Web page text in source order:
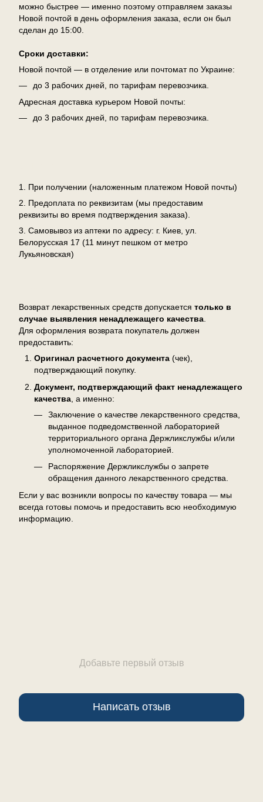
можно быстрее — именно поэтому отправляем заказы
Новой почтой в день оформления заказа, если он был
сделан до 15:00.
Сроки доставки:
Новой почтой — в отделение или почтомат по Украине:
до 3 рабочих дней, по тарифам перевозчика.
Адресная доставка курьером Новой почты:
до 3 рабочих дней, по тарифам перевозчика.
1. При получении (наложенным платежом Новой почты)
2. Предоплата по реквизитам (мы предоставим
реквизиты во время подтверждения заказа).
3. Самовывоз из аптеки по адресу: г. Киев, ул.
Белорусская 17 (11 минут пешком от метро
Лукьяновская)
Возврат лекарственных средств допускается только в
случае выявления ненадлежащего качества.
Для оформления возврата покупатель должен
предоставить:
Оригинал расчетного документа (чек),
подтверждающий покупку.
Документ, подтверждающий факт ненадлежащего
качества , а именно:
Заключение о качестве лекарственного средства,
выданное подведомственной лабораторией
территориального органа Держликслужбы и/или
уполномоченной лабораторией.
Распоряжение Держликслужбы о запрете
обращения данного лекарственного средства.
Если у вас возникли вопросы по качеству товара — мы
всегда готовы помочь и предоставить всю необходимую
информацию.
Добавьте первый отзыв
Написать отзыв